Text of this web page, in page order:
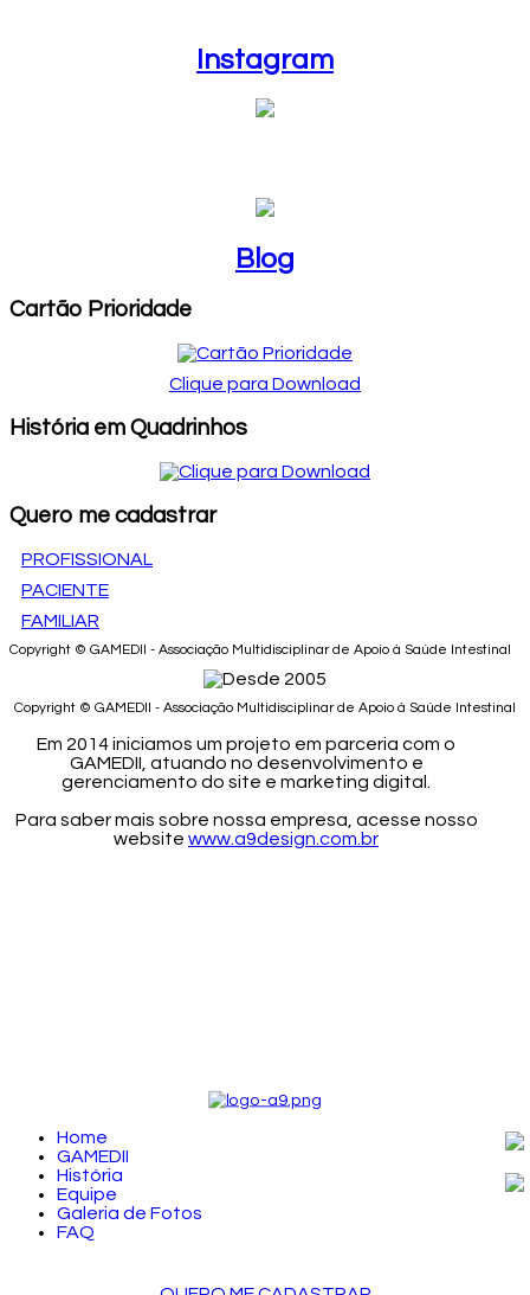
Instagram
Blog
Cartão Prioridade
Clique para Download
História em Quadrinhos
Quero me cadastrar
PROFISSIONAL
PACIENTE
FAMILIAR
Copyright © GAMEDII - Associação Multidisciplinar de Apoio à Saúde Intestinal
Copyright © GAMEDII - Associação Multidisciplinar de Apoio à Saúde Intestinal
Em 2014 iniciamos um projeto em parceria com o
GAMEDII, atuando no desenvolvimento e
gerenciamento do site e marketing digital.
Para saber mais sobre nossa empresa, acesse nosso
website www.a9design.com.br
Home
GAMEDII
História
Equipe
Galeria de Fotos
FAQ